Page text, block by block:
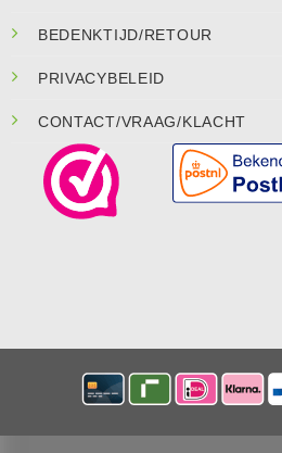
BEDENKTIJD/RETOUR
PRIVACYBELEID
CONTACT/VRAAG/KLACHT